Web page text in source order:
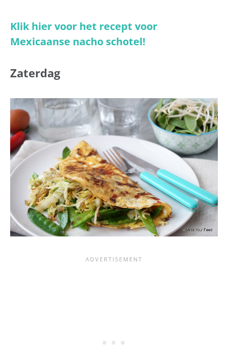
Klik hier voor het recept voor
Mexicaanse nacho schotel!
Zaterdag